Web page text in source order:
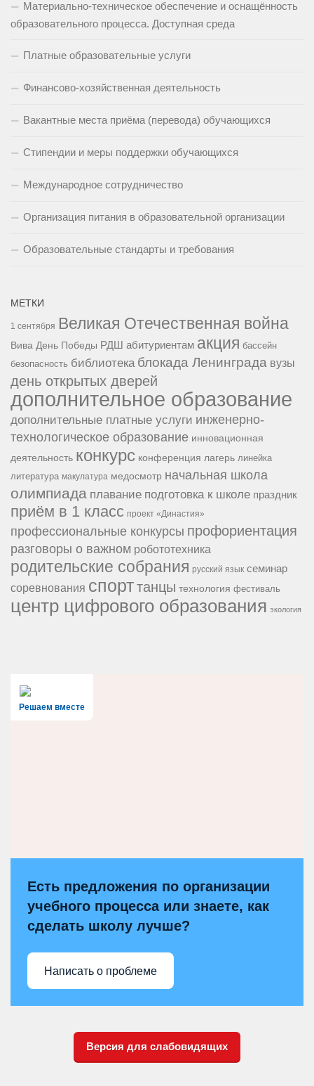
Материально-техническое обеспечение и оснащённость
образовательного процесса. Доступная среда
Платные образовательные услуги
Финансово-хозяйственная деятельность
Вакантные места приёма (перевода) обучающихся
Стипендии и меры поддержки обучающихся
Международное сотрудничество
Организация питания в образовательной организации
Образовательные стандарты и требования
МЕТКИ
1 сентября Великая Отечественная война
Вива День Победы РДШ абитуриентам акция бассейн
безопасность библиотека блокада Ленинграда вузы
день открытых дверей
дополнительное образование
дополнительные платные услуги инженерно-
технологическое образование инновационная
деятельность конкурс конференция лагерь линейка
литература макулатура медосмотр начальная школа
олимпиада плавание подготовка к школе праздник
приём в 1 класс проект «Династия»
профессиональные конкурсы профориентация
разговоры о важном робототехника
родительские собрания русский язык семинар
соревнования спорттанцы технология фестиваль
центр цифрового образования экология
Решаем вместе
Есть предложения по организации
учебного процесса или знаете, как
сделать школу лучше?
Написать о проблеме
Версия для слабовидящих